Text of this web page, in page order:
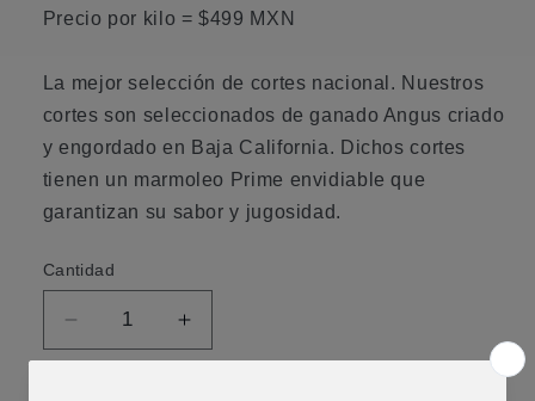
Precio por kilo = $499 MXN
La mejor selección de cortes nacional. Nuestros
cortes son seleccionados de ganado Angus criado
y engordado en Baja California. Dichos cortes
tienen un marmoleo Prime envidiable que
garantizan su sabor y jugosidad.
Cantidad
Reducir
cantidad
Aumentar
cantidad